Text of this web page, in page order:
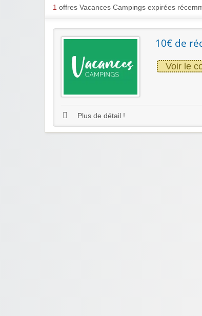
1 offres Vacances Campings expirées
10€ de
Voir le
Plus de détail !